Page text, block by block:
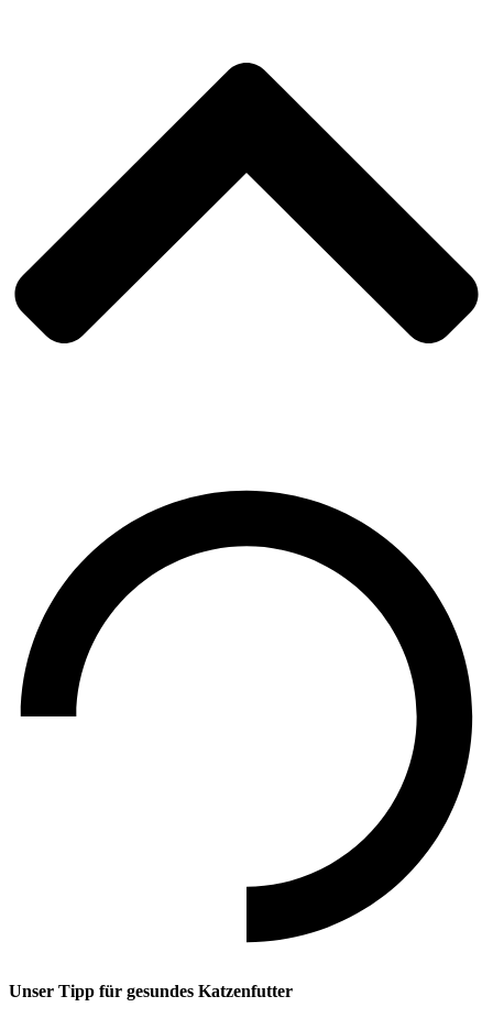
Unser Tipp für gesundes Katzenfutter